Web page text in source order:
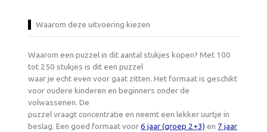
Waarom deze uitvoering kiezen
Waarom een puzzel in dit aantal stukjes kopen? Met 100
tot 250 stukjes is dit een puzzel
waar je echt even voor gaat zitten. Het formaat is geschikt
voor oudere kinderen en beginners onder de
volwassenen. De
puzzel vraagt concentratie en neemt een lekker uurtje in
beslag. Een goed formaat voor6 jaar (groep 2+3) en 7 jaar